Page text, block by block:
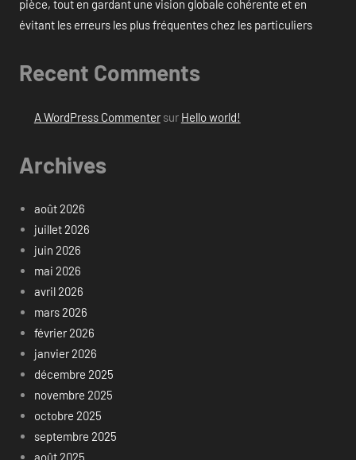
pièce, tout en gardant une vision globale cohérente et en
évitant les erreurs les plus fréquentes chez les particuliers
Recent Comments
A WordPress Commentersur Hello world!
Archives
août 2026
juillet 2026
juin 2026
mai 2026
avril 2026
mars 2026
février 2026
janvier 2026
décembre 2025
novembre 2025
octobre 2025
septembre 2025
août 2025